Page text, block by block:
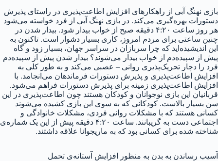
بازی نهنگ آبی از راهکارهای افزایش اطاعت‌پذیری در راستای پذیرش
دستورات بهره‌گیری می‌کند. در بازی نهنگ آبی از فرد خواسته می‌شود
هر روز ساعت ۴:۲۰ دقیقه صبح از خواب بیدار شود. بیدار شدن در
چنین ساعتی برای مردم امروز، کاری بسیار دشوار است. تاکنون به
این اندیشیده‌اید که چرا سربازان در سراسر جهان، بسیار زود و گاه
پیش از سپیده‌دم از خواب بیدار می‌شوند؟ بیدار شدن پیش از سپیده‌دم
فرد را دچار تحریک‌پذیری روانی – عصبی می‌کند و به طور کلی به
افزایش اطاعت‌پذیری و پذیرش دستورات فرماندهان می‌انجامد. با
افزایش اطاعت‌پذیری زمینه برای پذیرش دستورات فراهم می‌شود.
قربانیان این بازی نوجوانان و کودکان هستند چون اطاعت‌پذیری در این
سن بسیار بالاست. کودکانی که به سوی این بازی کشیده می‌شوند
کسانی هستند که با مشکلات روانی فردی، مشکلات خانوادگی و
اجتماعی دست به گریبانند. ساعت ۴:۲۰ دقیقه پیش از این یک شماره‌ی
شناخته شده برای کسانی بود که به ماریجوانا علاقه داشتند.
آسیب رساندن به بدن به منظور افزایش آستانه‌ی تحمل